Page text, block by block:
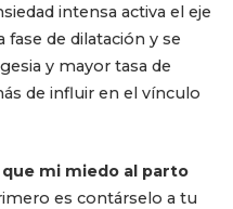
intensa activa el eje
de dilatación y se
y mayor tasa de
de influir en el vínculo
mi miedo al parto
es contárselo a tu